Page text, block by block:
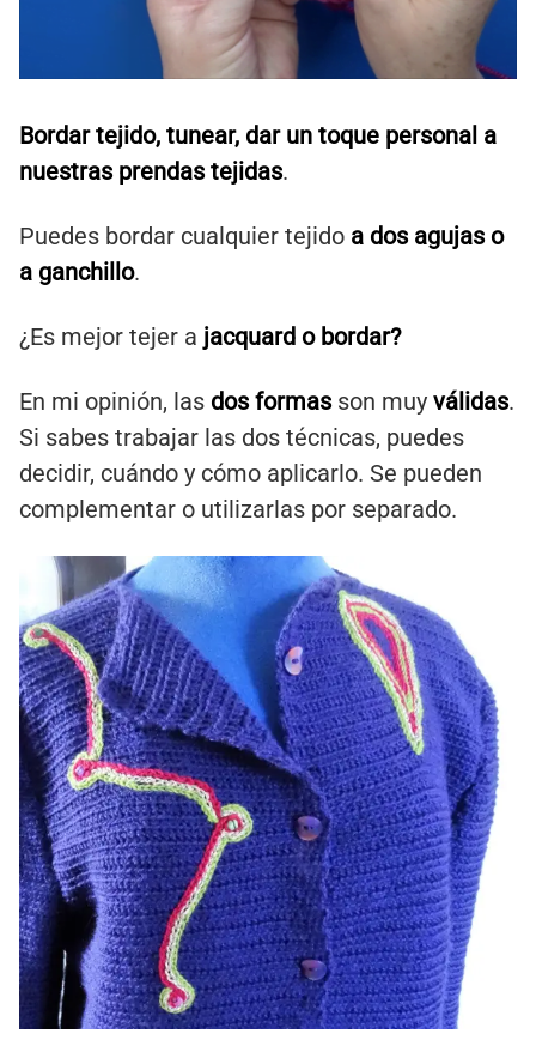
Bordar tejido, tunear, dar un toque personal a
nuestras prendas tejidas.
Puedes bordar cualquier tejido a dos agujas o
a ganchillo.
¿Es mejor tejer a jacquard o bordar?
En mi opinión, las dos formasson muy válidas.
Si sabes trabajar las dos técnicas, puedes
decidir, cuándo y cómo aplicarlo. Se pueden
complementar o utilizarlas por separado.